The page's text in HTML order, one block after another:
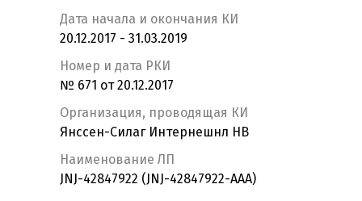
Дата начала и окончания КИ
20.12.2017 - 31.03.2019
Номер и дата РКИ
№ 671 от 20.12.2017
Организация, проводящая КИ
Янссен-Силаг Интернешнл НВ
Наименование ЛП
JNJ-42847922 (JNJ-42847922-AAA)